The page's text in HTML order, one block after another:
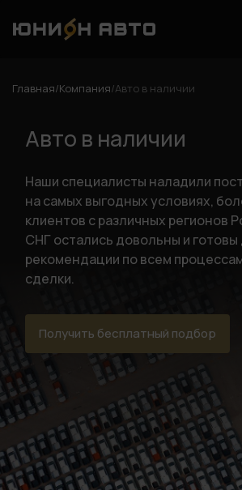
Главная/Компания/Авто в наличии
Авто в наличии
Наши специалисты наладили
на самых выгодных условиях,
клиентов с различных регионов
СНГ остались довольны и готовы
рекомендации по всем
сделки.
Получить бесплатный подбор